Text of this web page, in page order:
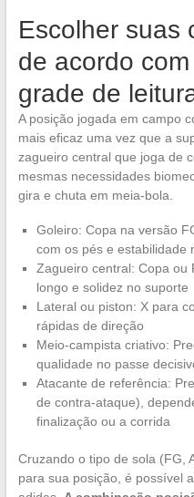
Escolher suas
de acordo
grade de
A posição jogada em campo
mais eficaz uma vez que a
zagueiro central que joga de
mesmas necessidades
gira e chuta em meia-bola.
Goleiro: Copa na versão
com os pés e estabilidade
Zagueiro central: Copa ou
longo e solidez no suporte
Lateral ou piston: X para
rápidas de direção
Meio-campista criativo:
qualidade no passe
Atacante de referência:
de contra-ataque),
finalização ou a corrida
Cruzando o tipo de sola (FG,
para sua posição, é possível